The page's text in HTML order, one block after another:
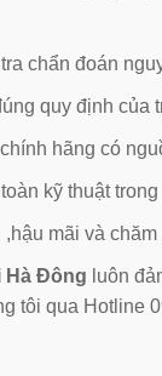
chẩn đoán
quy định của
hãng có
kỹ thuật
mãi và
Hà Đông luôn
tôi qua Hotline